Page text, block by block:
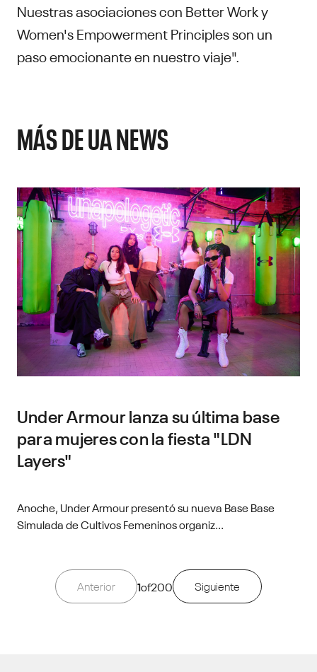
Nuestras asociaciones con Better Work y
Women's Empowerment Principles son un
paso emocionante en nuestro viaje".
MÁS DE UA NEWS
Under Armour lanza su última base
para mujeres con la fiesta "LDN
Layers"
Anoche, Under Armour presentó su nueva Base Base
Simulada de Cultivos Femeninos organiz...
Anterior 1of200 Siguiente